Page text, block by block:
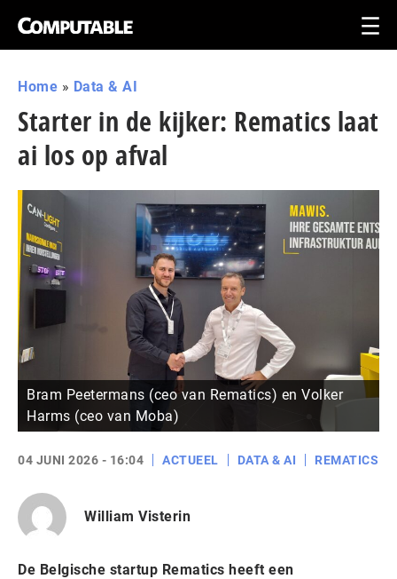
Home » Data & AI
Starter in de kijker: Rematics laat
ai los op afval
Bram Peetermans (ceo van Rematics) en Volker
Harms (ceo van Moba)
04 JUNI 2026 - 16:04 ACTUEEL DATA & AI REMATICS
William Visterin
De Belgische startup Rematics heeft een